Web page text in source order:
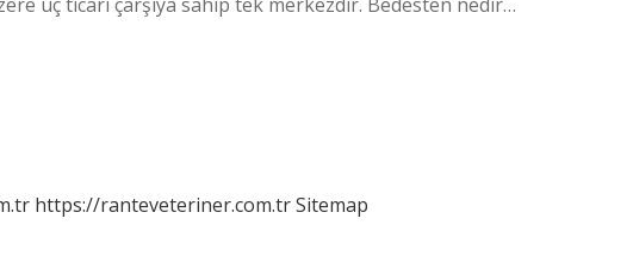
https://ranteveteriner.com.trSitemap